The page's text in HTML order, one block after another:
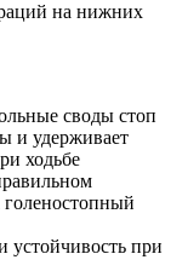
на нижних
своды стоп
и удерживает
ходьбе
устойчивость при